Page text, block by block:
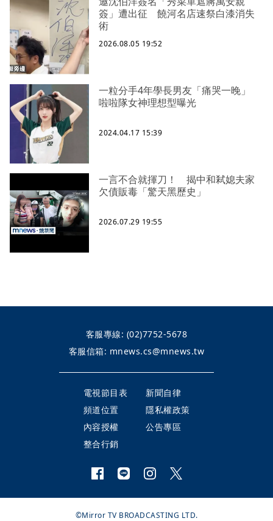
簽」遭出征 饒河名店速祭白漆消失
術
2026.08.05 19:52
一粒分手4年學長男友「痛哭一晚」
啦啦隊女神理想型曝光
2024.04.17 15:39
一言不合就揮刀！ 揭中和弒媳夫家
欠債販毒「驚天黑歷史」
2026.07.29 19:55
客服專線: (02)7752-5678
客服信箱: mnews.cs@mnews.tw
電視節目表
新聞自律
頻道位置
隱私權政策
內容授權
公告專區
整合行銷
©Mirror TV BROADCASTING LTD.